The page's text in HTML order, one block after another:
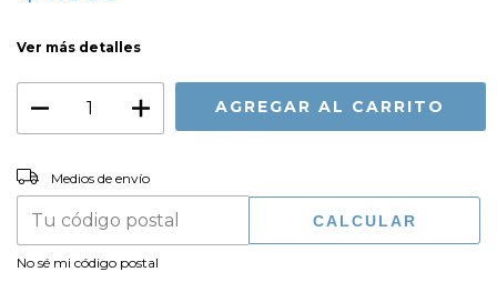
Ver más detalles
Entregas para el CP:
Medios de envío
CALCULAR
No sé mi código postal